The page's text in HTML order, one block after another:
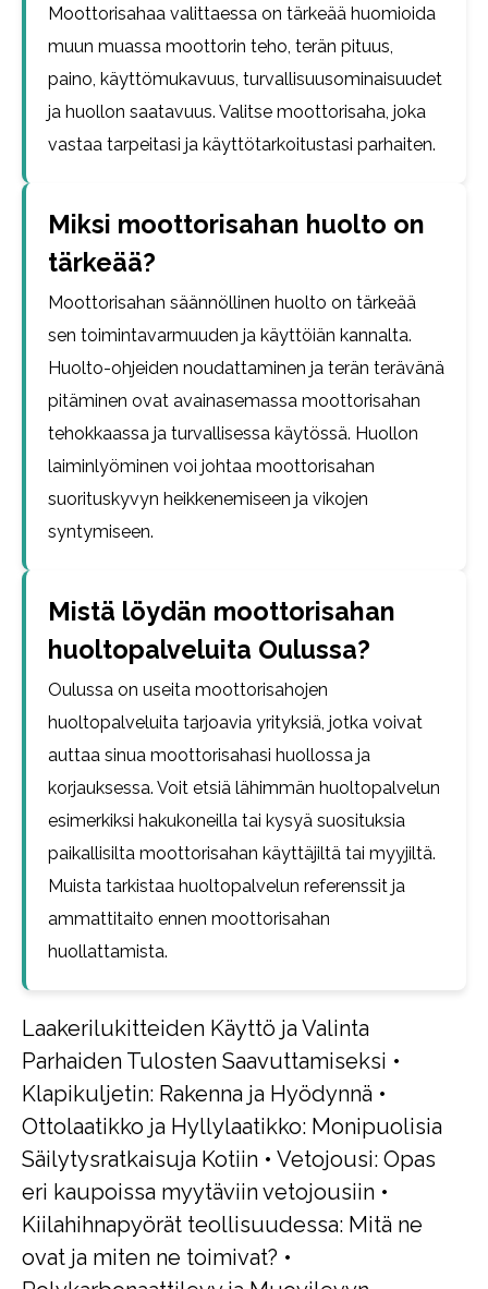
Moottorisahaa valittaessa on tärkeää huomioida
muun muassa moottorin teho, terän pituus,
paino, käyttömukavuus, turvallisuusominaisuudet
ja huollon saatavuus. Valitse moottorisaha, joka
vastaa tarpeitasi ja käyttötarkoitustasi parhaiten.
Miksi moottorisahan huolto on
tärkeää?
Moottorisahan säännöllinen huolto on tärkeää
sen toimintavarmuuden ja käyttöiän kannalta.
Huolto-ohjeiden noudattaminen ja terän terävänä
pitäminen ovat avainasemassa moottorisahan
tehokkaassa ja turvallisessa käytössä. Huollon
laiminlyöminen voi johtaa moottorisahan
suorituskyvyn heikkenemiseen ja vikojen
syntymiseen.
Mistä löydän moottorisahan
huoltopalveluita Oulussa?
Oulussa on useita moottorisahojen
huoltopalveluita tarjoavia yrityksiä, jotka voivat
auttaa sinua moottorisahasi huollossa ja
korjauksessa. Voit etsiä lähimmän huoltopalvelun
esimerkiksi hakukoneilla tai kysyä suosituksia
paikallisilta moottorisahan käyttäjiltä tai myyjiltä.
Muista tarkistaa huoltopalvelun referenssit ja
ammattitaito ennen moottorisahan
huollattamista.
Laakerilukitteiden Käyttö ja Valinta
Parhaiden Tulosten Saavuttamiseksi •
Klapikuljetin: Rakenna ja Hyödynnä •
Ottolaatikko ja Hyllylaatikko: Monipuolisia
Säilytysratkaisuja Kotiin • Vetojousi: Opas
eri kaupoissa myytäviin vetojousiin •
Kiilahihnapyörät teollisuudessa: Mitä ne
ovat ja miten ne toimivat? •